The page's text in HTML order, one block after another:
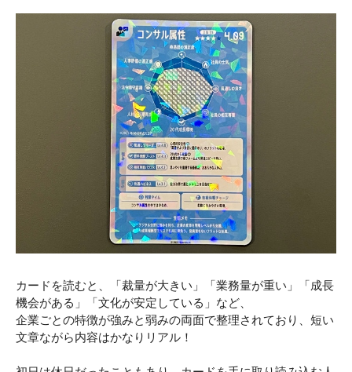
カードを読むと、「裁量が大きい」「業務量が重い」「成長
機会がある」「文化が安定している」など、
企業ごとの特徴が強みと弱みの両面で整理されており、短い
文章ながら内容はかなりリアル！